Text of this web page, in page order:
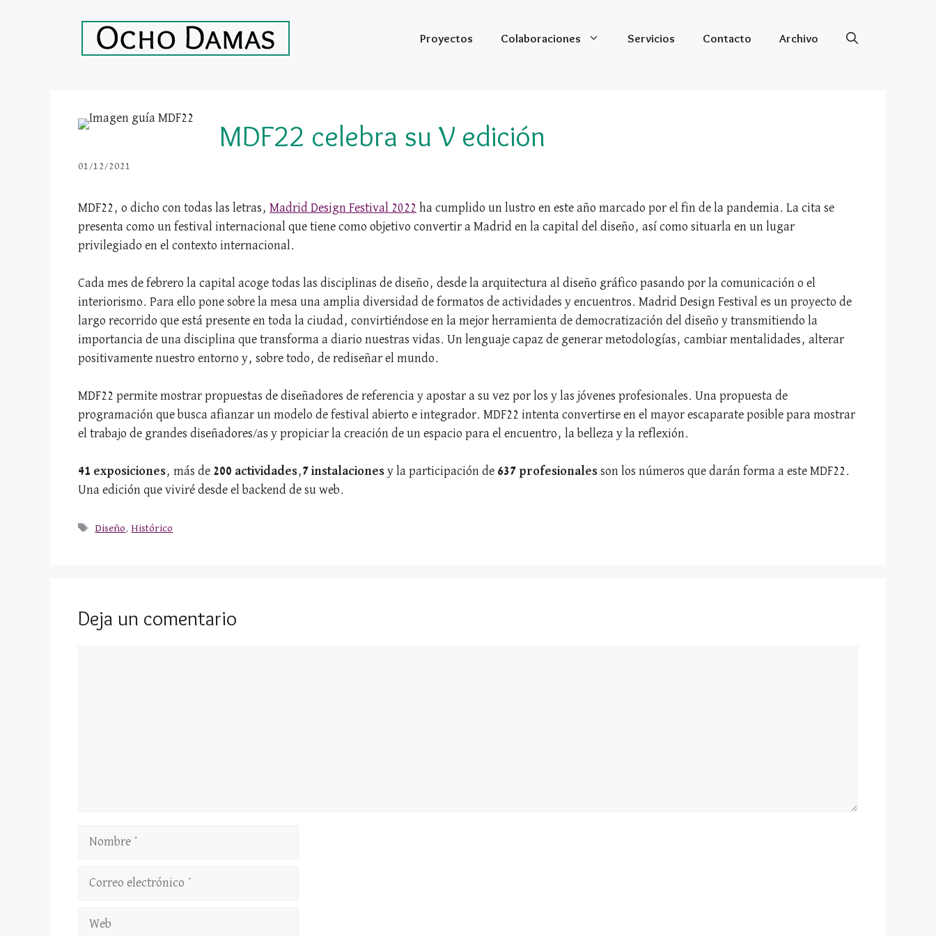
Proyectos Colaboraciones Servicios Contacto Archivo
MDF22 celebra su V edición
01/12/2021
MDF22, o dicho con todas las letras, Madrid Design Festival 2022 ha cumplido un lustro en este año marcado por el fin de la pandemia. La cita se
presenta como un festival internacional que tiene como objetivo convertir a Madrid en la capital del diseño, así como situarla en un lugar
privilegiado en el contexto internacional.
Cada mes de febrero la capital acoge todas las disciplinas de diseño, desde la arquitectura al diseño gráfico pasando por la comunicación o el
interiorismo. Para ello pone sobre la mesa una amplia diversidad de formatos de actividades y encuentros. Madrid Design Festival es un proyecto de
largo recorrido que está presente en toda la ciudad, convirtiéndose en la mejor herramienta de democratización del diseño y transmitiendo la
importancia de una disciplina que transforma a diario nuestras vidas. Un lenguaje capaz de generar metodologías, cambiar mentalidades, alterar
positivamente nuestro entorno y, sobre todo, de rediseñar el mundo.
MDF22 permite mostrar propuestas de diseñadores de referencia y apostar a su vez por los y las jóvenes profesionales. Una propuesta de
programación que busca afianzar un modelo de festival abierto e integrador. MDF22 intenta convertirse en el mayor escaparate posible para mostrar
el trabajo de grandes diseñadores/as y propiciar la creación de un espacio para el encuentro, la belleza y la reflexión.
41 exposiciones, más de 200 actividades,7 instalaciones y la participación de 637 profesionales son los números que darán forma a este MDF22.
Una edición que viviré desde el backend de su web.
Etiquetas
Diseño , Histórico
Deja un comentario
Nombre